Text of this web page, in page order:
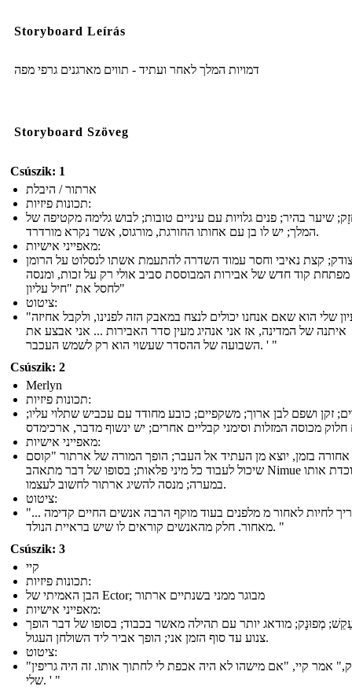
Storyboard Leírás
דמויות המלך לאחר ועתיד - תווים מארגנים גרפי מפה
Storyboard Szöveg
Csúszik: 1
ארתור / היבלת
תכונות פיזיות:
שיער בהיר; פנים גלויות עם עיניים טובות; לבוש גלימה מקטיפה של
המלך; יש לו בן עם אחותו החורגת, מורגוס, אשר נקרא מורדרד.
מאפייני אישיות:
קצת נאיבי וחסר עמוד השדרה להתעמת אשתו לנסלוט על הרומן
קוד חדש של אבירות המבוססת סביב אולי רק על זכות, ומנסה
לחסל את "חיל עליון"
ציטוט:
"הרעיון שלי הוא שאם אנחנו יכולים לנצח במאבק הזה לפנינו, ולקבל אחיזה
איתנה של המדינה, אז אני אנהיג מעין סדר האבירות ... אני אבצע את
השבועה של ההסדר שעשוי הוא רק לשמש העכבר. ' "
Csúszik: 2
Merlyn
תכונות פיזיות:
זקן ושפם לבן ארוך; משקפיים; כובע מחודד עם עכביש שתלוי עליו;
חלוק מכוסה המזלות וסימני קבליים אחרים; יש ינשוף מדבר, ארכימדס
מאפייני אישיות:
אחורה בזמן, יוצא מן העתיד אל העבר; הופך המורה של ארתור "קוסם
שיכול לעבוד כל מיני פלאות; בסופו של דבר מתאהב Nimue אשר לוכדת אותו
במערה; מנסה להשיג ארתור לחשוב לעצמו.
ציטוט:
"... אני צריך לחיות לאחור מ מלפנים בעוד מוקף הרבה אנשים החיים קדימה
מאחור. חלק מהאנשים קוראים לו שיש בראיית הנולד. "
Csúszik: 3
קיי
תכונות פיזיות:
הבן האמיתי של Ector; מבוגר ממני בשנתיים ארתור
מאפייני אישיות:
מְפוּנָק; מודאג יותר עם תהילה מאשר בכבוד; בסופו של דבר הופך
צנוע עד סוף הזמן אני; הופך אביר ליד השולחן העגול.
ציטוט:
"זה יספיק," אמר קיי, "אם מישהו לא היה אכפת לי לחתוך אותו. זה היה גריפין
שלי. ' "